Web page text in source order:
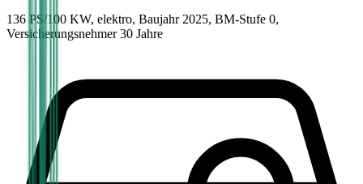
136 PS/100 KW, elektro, Baujahr 2025, BM-Stufe 0,
Versicherungsnehmer 30 Jahre